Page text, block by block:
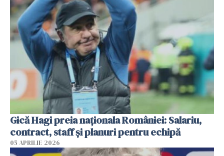
Gică Hagi preia naționala României: Salariu,
contract, staff și planuri pentru echipă
05 APRILIE 2026